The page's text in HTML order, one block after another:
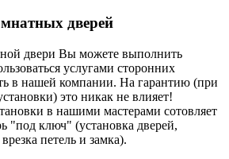
дверей
двери Вы можете выполнить
услугами сторонних
в нашей компании. На гарантию (при
это никак не влияет!
в нашими мастерами сотовляет
"под ключ" (установка дверей,
петель и замка).